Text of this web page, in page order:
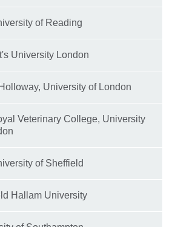
of Reading
University London
University of London
Veterinary College, University
of Sheffield
Hallam University